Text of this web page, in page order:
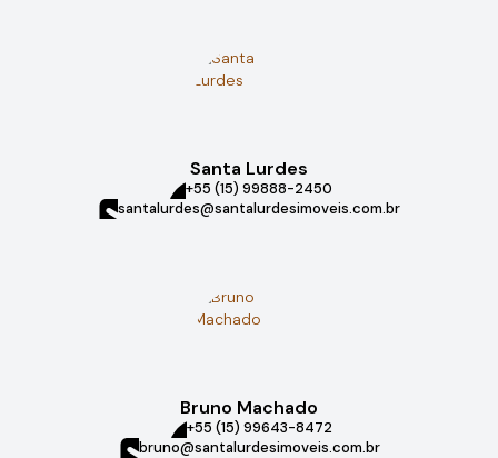
Santa Lurdes
+55 (15) 99888-2450
santalurdes@santalurdesimoveis.com.br
Bruno Machado
+55 (15) 99643-8472
bruno@santalurdesimoveis.com.br